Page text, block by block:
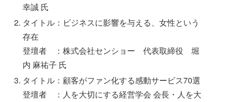
幸誠 氏
タイトル：ビジネスに影響を与える、女性という
存在
登壇者 ：株式会社センショー 代表取締役 堀
内 麻祐子 氏
タイトル：顧客がファン化する感動サービス70選
登壇者 ：人を大切にする経営学会 会長・人を大